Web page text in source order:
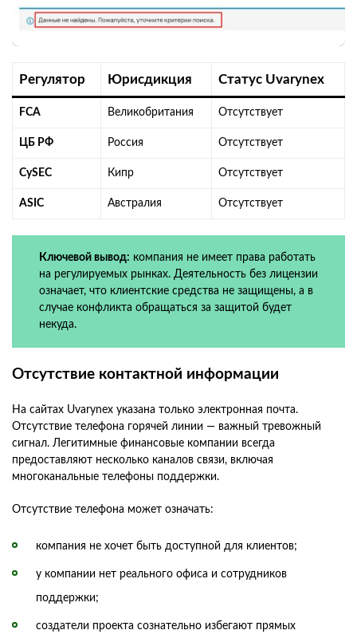
Регулятор Юрисдикция Статус Uvarynex
FCA Великобритания Отсутствует
ЦБ РФ Россия Отсутствует
CySEC Кипр Отсутствует
ASIC Австралия Отсутствует
Ключевой вывод: компания не имеет права работать
на регулируемых рынках. Деятельность без лицензии
означает, что клиентские средства не защищены, а в
случае конфликта обращаться за защитой будет
некуда.
Отсутствие контактной информации
На сайтах Uvarynex указана только электронная почта.
Отсутствие телефона горячей линии — важный тревожный
сигнал. Легитимные финансовые компании всегда
предоставляют несколько каналов связи, включая
многоканальные телефоны поддержки.
Отсутствие телефона может означать:
компания не хочет быть доступной для клиентов;
у компании нет реального офиса и сотрудников
поддержки;
создатели проекта сознательно избегают прямых